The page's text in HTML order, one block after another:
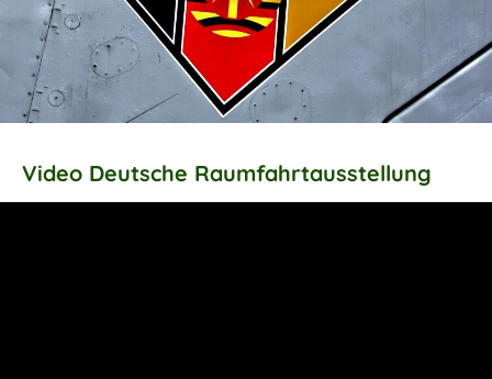
Video Deutsche Raumfahrtausstellung